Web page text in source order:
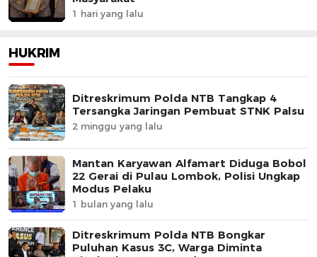
1 hari yang lalu
HUKRIM
Ditreskrimum Polda NTB Tangkap 4
Tersangka Jaringan Pembuat STNK Palsu
2 minggu yang lalu
Mantan Karyawan Alfamart Diduga Bobol
22 Gerai di Pulau Lombok, Polisi Ungkap
Modus Pelaku
1 bulan yang lalu
Ditreskrimum Polda NTB Bongkar
Puluhan Kasus 3C, Warga Diminta